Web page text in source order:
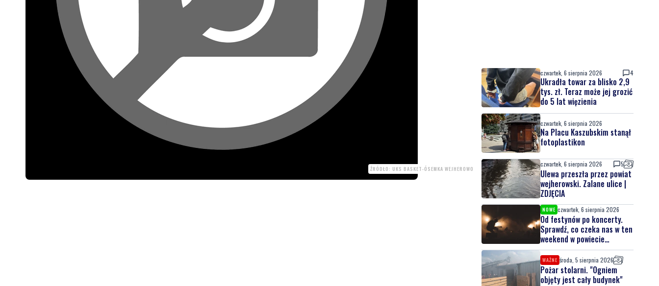
ŹRÓDŁO: UKS BASKET-ÓSEMKA WEJHEROWO
czwartek, 6 sierpnia 2026 4
Ukradła towar za blisko 2,9
tys. zł. Teraz może jej grozić
do 5 lat więzienia
czwartek, 6 sierpnia 2026
Na Placu Kaszubskim stanął
fotoplastikon
czwartek, 6 sierpnia 2026 5
Ulewa przeszła przez powiat
wejherowski. Zalane ulice |
ZDJĘCIA
NOWE czwartek, 6 sierpnia 2026
Od festynów po koncerty.
Sprawdź, co czeka nas w ten
weekend w powiecie
lęborskim
WAŻNE środa, 5 sierpnia 2026
Pożar stolarni. "Ogniem
objęty jest cały budynek"